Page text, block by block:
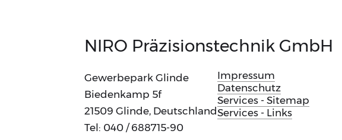
NIRO Präzisions­technik GmbH
Gewerbepark Glinde
Biedenkamp 5f
21509 Glinde, Deutschland
Tel: 040 / 688715-90
Impressum
Datenschutz
Services - Sitemap
Services - Links